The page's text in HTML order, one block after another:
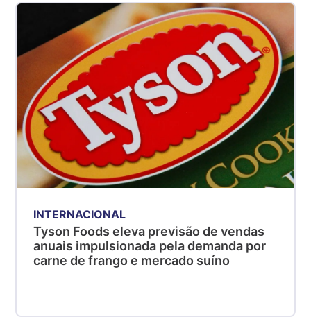
INTERNACIONAL
Tyson Foods eleva previsão de vendas
anuais impulsionada pela demanda por
carne de frango e mercado suíno